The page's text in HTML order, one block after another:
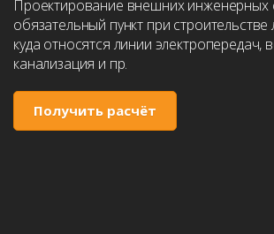
Проектирование внешних инженерных
обязательный пункт при
куда относятся линии электропередач,
канализация и пр.
Получить расчёт